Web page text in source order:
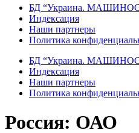
БД “Украина.
Индекcация
Наши партнеры
Политика
БД “Украина.
Индекcация
Наши партнеры
Политика
Россия: ОАО